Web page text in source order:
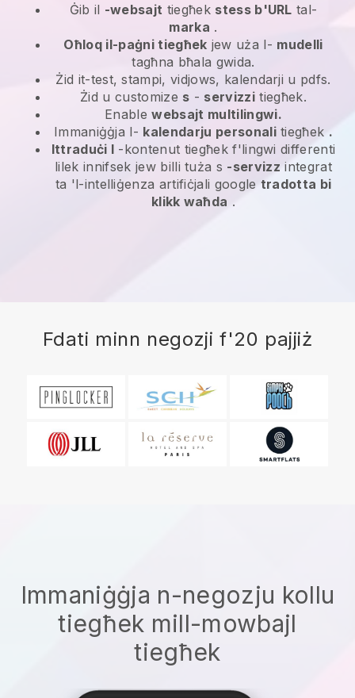
Ġib il -websajt tiegħek stess b'URL tal-
marka .
Oħloq il-paġni tiegħek jew uża l- mudelli
tagħna bħala gwida.
Żid it-test, stampi, vidjows, kalendarji u pdfs.
Żid u customize s - servizzi tiegħek.
Enablewebsajt multilingwi.
Immaniġġja l- kalendarju personalitiegħek .
Ittraduċi l -kontenut tiegħek f'lingwi differenti
lilek innifsek jew billi tuża s -servizz integrat
ta 'l-intelliġenza artifiċjali google tradotta bi
klikk waħda .
Fdati minn negozji f'20 pajjiż
Immaniġġja n-negozju kollu
tiegħek mill-mowbajl
tiegħek